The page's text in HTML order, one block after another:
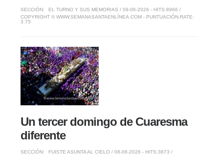
SECCIÓN: EL TURNO Y SUS MEMORIAS / 09-06-2026 - HITS:8966 /
COPYRIGHT © WWW.SEMANASANTAENLÍNEA.COM - PUNTUACIÓN:RATE:
3.75
Un tercer domingo de Cuaresma
diferente
SECCIÓN: FUISTE ASUNTA AL CIELO / 08-06-2026 - HITS:3873 /